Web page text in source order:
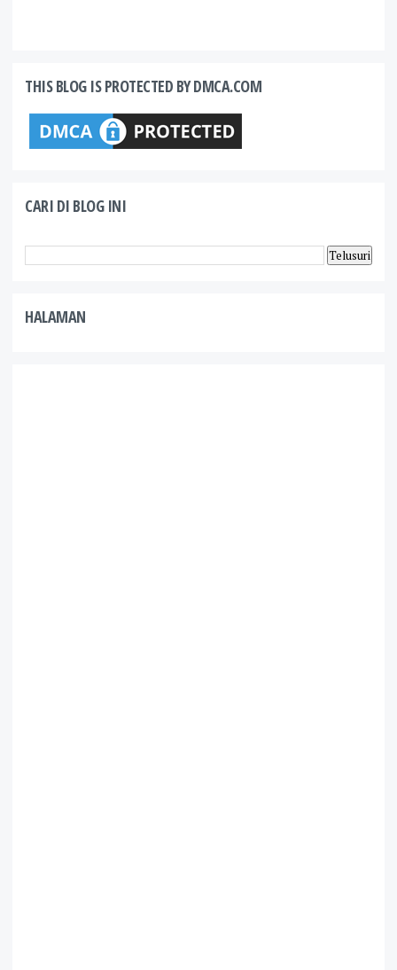
THIS BLOG IS PROTECTED BY DMCA.COM
CARI DI BLOG INI
HALAMAN